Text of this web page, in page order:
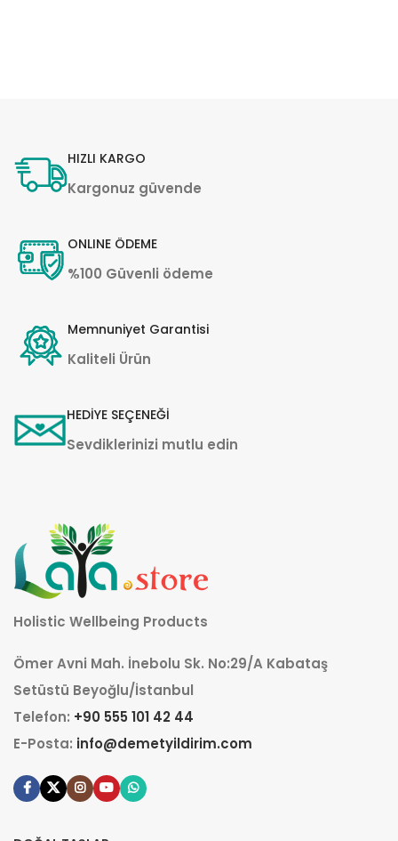
HIZLI KARGO
Kargonuz güvende
ONLINE ÖDEME
%100 Güvenli ödeme
Memnuniyet Garantisi
Kaliteli Ürün
HEDİYE SEÇENEĞİ
Sevdiklerinizi mutlu edin
Holistic Wellbeing Products
Ömer Avni Mah. İnebolu Sk. No:29/A Kabataş
Setüstü Beyoğlu/İstanbul
Telefon: +90 555 101 42 44
E-Posta: info@demetyildirim.com